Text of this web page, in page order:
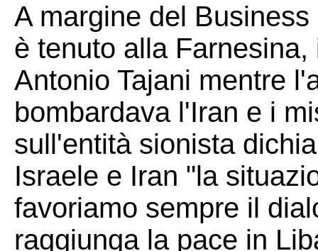
A margine del
è tenuto alla
Antonio Tajani mentre
bombardava l'Iran e i
sull'entità sionista
Israele e Iran "la
favoriamo sempre il
raggiunga la pace in